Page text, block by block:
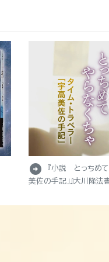
arrow_circle_right
『小説 とっちめて
美佐の手記」』大川隆法